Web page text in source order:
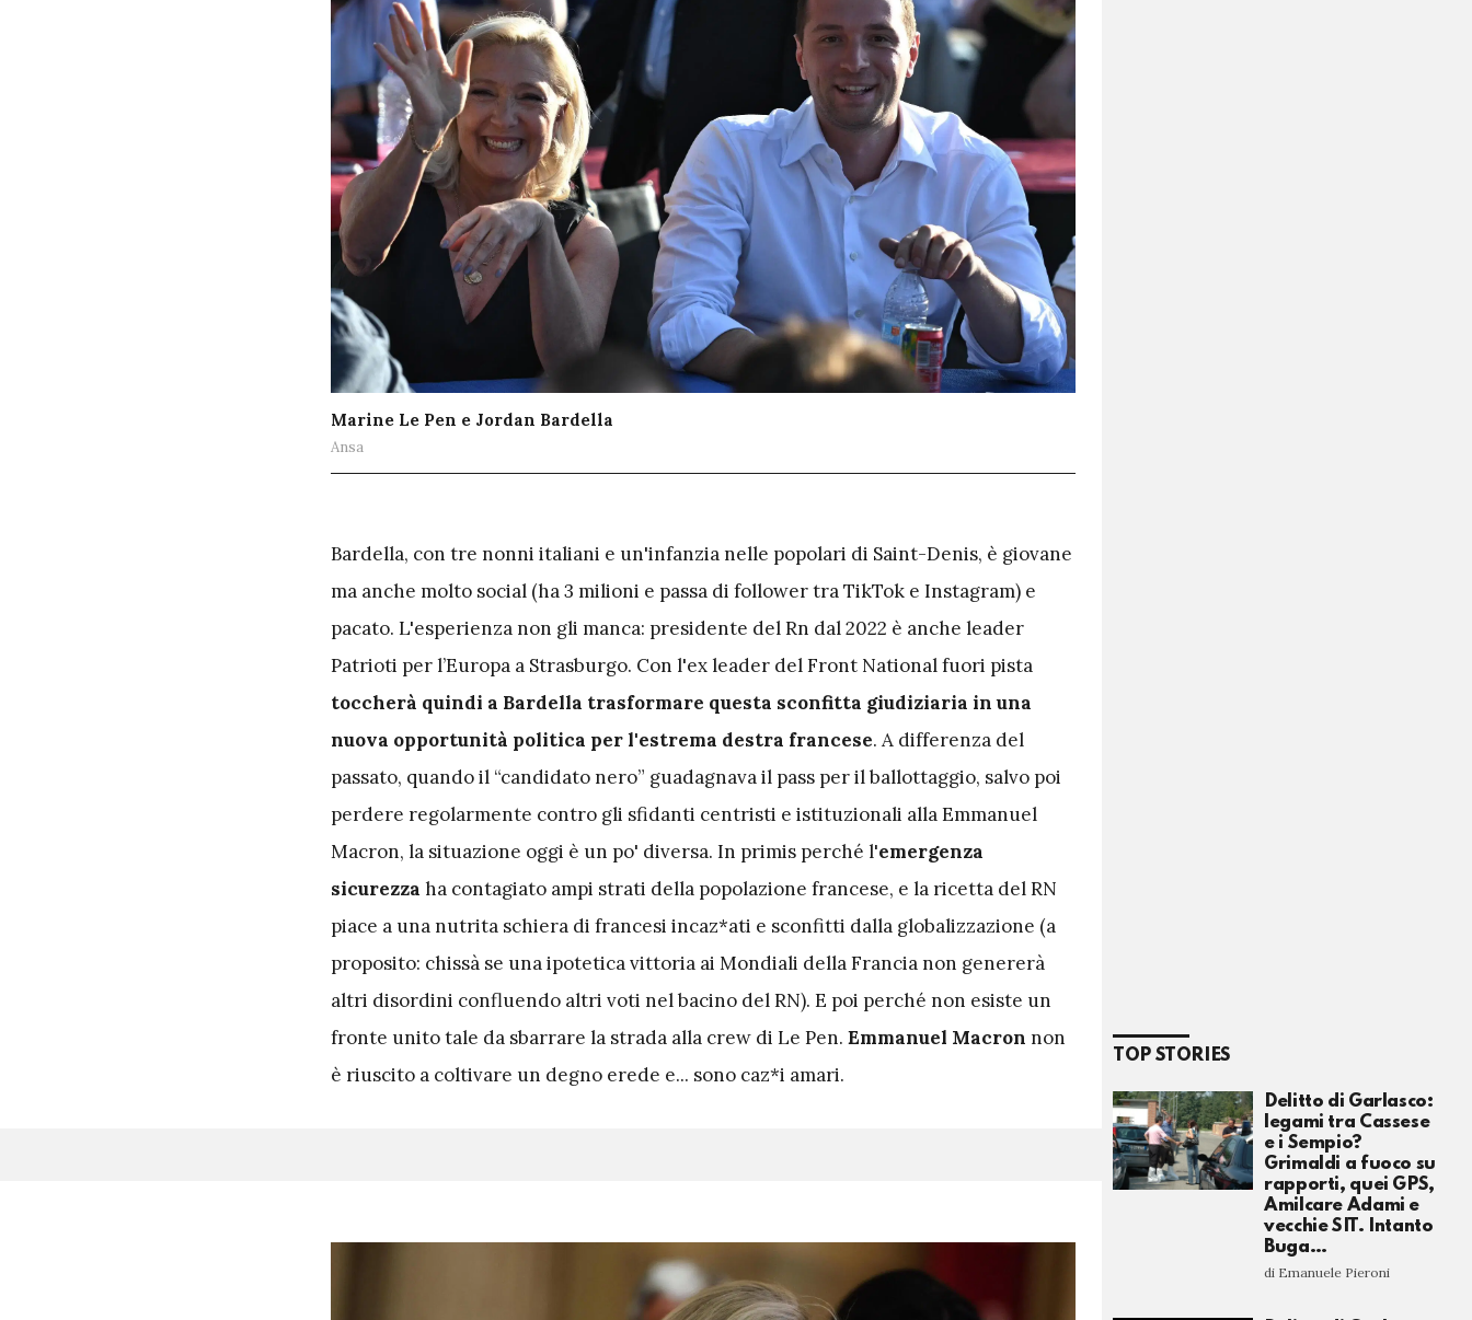
Marine Le Pen e Jordan Bardella
Ansa
Bardella, con tre nonni italiani e un'infanzia nelle popolari di Saint-Denis, è giovane
ma anche molto social (ha 3 milioni e passa di follower tra TikTok e Instagram) e
pacato. L'esperienza non gli manca: presidente del Rn dal 2022 è anche leader
Patrioti per l’Europa a Strasburgo. Con l'ex leader del Front National fuori pista
toccherà quindi a Bardella trasformare questa sconfitta giudiziaria in una
nuova opportunità politica per l'estrema destra francese. A differenza del
passato, quando il “candidato nero” guadagnava il pass per il ballottaggio, salvo poi
perdere regolarmente contro gli sfidanti centristi e istituzionali alla Emmanuel
Macron, la situazione oggi è un po' diversa. In primis perché l'emergenza
sicurezza ha contagiato ampi strati della popolazione francese, e la ricetta del RN
piace a una nutrita schiera di francesi incaz*ati e sconfitti dalla globalizzazione (a
proposito: chissà se una ipotetica vittoria ai Mondiali della Francia non genererà
altri disordini confluendo altri voti nel bacino del RN). E poi perché non esiste un
fronte unito tale da sbarrare la strada alla crew di Le Pen. Emmanuel Macron non
è riuscito a coltivare un degno erede e... sono caz*i amari.
TOP STORIES
Delitto di Garlasco:
legami tra Cassese
e i Sempio?
Grimaldi a fuoco su
rapporti, quei GPS,
Amilcare Adami e
vecchie SIT. Intanto
Buga…
di Emanuele Pieroni